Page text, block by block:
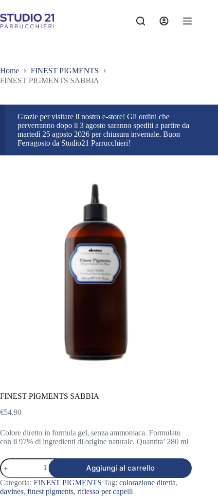
al
contenuto
Home
FINEST PIGMENTS
FINEST PIGMENTS SABBIA
Grazie per visitare il nostro e-store! Gli ordini che
perverranno dopo il 3 agosto saranno spediti a partire da
martedì 25 agosto 2026 per chiusura invernale. Buon
Ferragosto da Studio21 Parrucchieri!
FINEST PIGMENTS SABBIA
€54.90
Colore diretto in formula gel, senza ammoniaca. Formulato
con il 97% di ingredienti di origine naturale. Quantita’ 280 ml
FINEST
PIGMENTS
SABBIA
quantità
Aggiungi al carrello
Categoria: FINEST PIGMENTS Tag: colorazione diretta,
davines, finest pigments, riflesso per capelli